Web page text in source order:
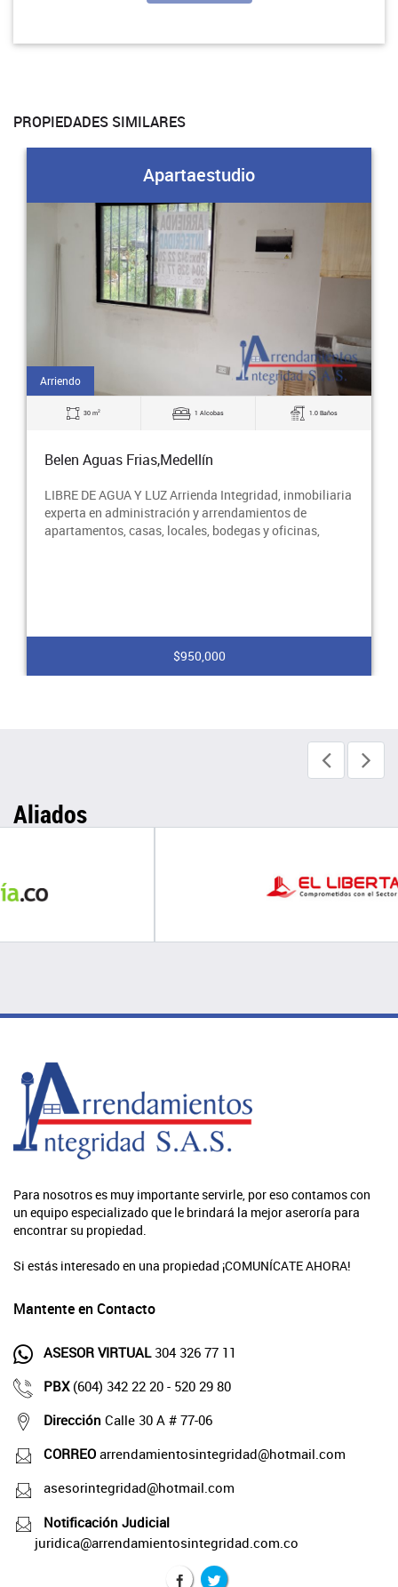
PROPIEDADES SIMILARES
Apartaestudio
Arriendo
30 m2 1 Alcobas 1.0 Baños
Belen Aguas Frias,Medellín
LIBRE DE AGUA Y LUZ Arrienda Integridad, inmobiliaria
experta en administración y arrendamientos de
apartamentos, casas, locales, bodegas y oficinas,
$950,000
Aliados
Para nosotros es muy importante servirle, por eso contamos con
un equipo especializado que le brindará la mejor aseroría para
encontrar su propiedad.
Si estás interesado en una propiedad ¡COMUNÍCATE AHORA!
Mantente en Contacto
ASESOR VIRTUAL304 326 77 11
PBX (604) 342 22 20 - 520 29 80
Dirección Calle 30 A # 77-06
CORREO arrendamientosintegridad@hotmail.com
asesorintegridad@hotmail.com
Notificación Judicial
juridica@arrendamientosintegridad.com.co